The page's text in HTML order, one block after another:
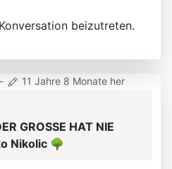
beizutreten.
-
11 Jahre 8 Monate her
GROSSE HAT NIE
Nikolic 🌳